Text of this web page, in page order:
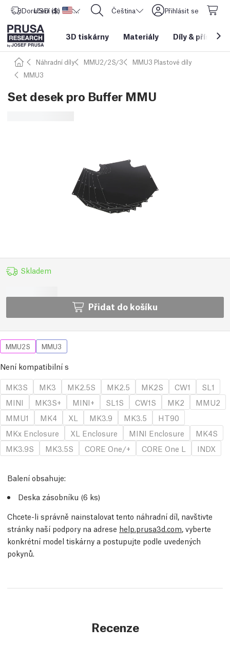
Doručení do Spojené státy americké
USD ($) CORE One L: Nyní skladem! Čeština Přihlásit se
3D tiskárny Materiály Díly &
Náhradní díly MMU2/2S/3
MMU3 Plastové díly
MMU3
Set desek pro Buffer MMU
Skladem
Přidat do košíku
MMU2S MMU3
Není kompatibilní s
MK3S
MK3 MK2.5S MK2.5 MK2S CW1
SL1
MINI
MK3S+ MINI+ SL1S CW1S MK2
MMU2
MMU1
MK4 XL MK3.9 MK3.5
HT90
MKx Enclosure
XL Enclosure MINI Enclosure
MK4S
MK3.9S
MK3.5S CORE One/+ CORE One L INDX
Balení obsahuje:
Deska zásobníku (6 ks)
Chcete-li správně nainstalovat tento náhradní díl, navštivte
stránky naší podpory na adrese help.prusa3d.com, vyberte
konkrétní model tiskárny a postupujte podle uvedených
pokynů.
Recenze